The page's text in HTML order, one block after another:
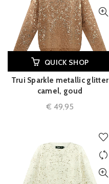
QUICK SHOP
Trui Sparkle metallic glitter
camel, goud
€ 49,95